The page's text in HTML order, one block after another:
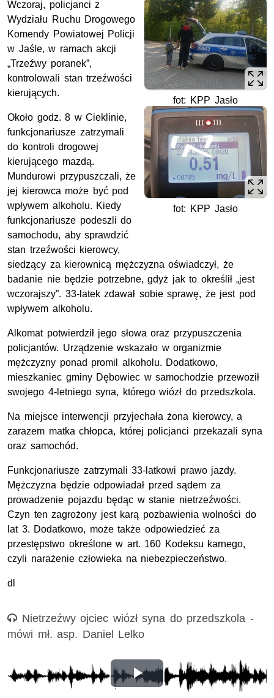
fot: KPP Jasło
fot: KPP Jasło
Wczoraj, policjanci z
Wydziału Ruchu Drogowego
Komendy Powiatowej Policji
w Jaśle, w ramach akcji
„Trzeźwy poranek”,
kontrolowali stan trzeźwości
kierujących.
Około godz. 8 w Cieklinie,
funkcjonariusze zatrzymali
do kontroli drogowej
kierującego mazdą.
Mundurowi przypuszczali, że
jej kierowca może być pod
wpływem alkoholu. Kiedy
funkcjonariusze podeszli do
samochodu, aby sprawdzić
stan trzeźwości kierowcy,
siedzący za kierownicą mężczyzna oświadczył, że
badanie nie będzie potrzebne, gdyż jak to określił „jest
wczorajszy”. 33-latek zdawał sobie sprawę, że jest pod
wpływem alkoholu.
Alkomat potwierdził jego słowa oraz przypuszczenia
policjantów. Urządzenie wskazało w organizmie
mężczyzny ponad promil alkoholu. Dodatkowo,
mieszkaniec gminy Dębowiec w samochodzie przewoził
swojego 4-letniego syna, którego wiózł do przedszkola.
Na miejsce interwencji przyjechała żona kierowcy, a
zarazem matka chłopca, której policjanci przekazali syna
oraz samochód.
Funkcjonariusze zatrzymali 33-latkowi prawo jazdy.
Mężczyzna będzie odpowiadał przed sądem za
prowadzenie pojazdu będąc w stanie nietrzeźwości.
Czyn ten zagrożony jest karą pozbawienia wolności do
lat 3. Dodatkowo, może także odpowiedzieć za
przestępstwo określone w art. 160 Kodeksu karnego,
czyli narażenie człowieka na niebezpieczeństwo.
dl
Nagranie audio
Nietrzeźwy ojciec wiózł syna do przedszkola -
mówi mł. asp. Daniel Lelko
Odtwórz